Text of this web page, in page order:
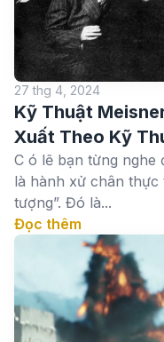
27 thg 4, 2024
Kỹ Thuật
Xuất Theo Kỹ
C ó lẽ bạn từng nghe
là hành xử chân
tượng”. Đó là...
Đọc thêm